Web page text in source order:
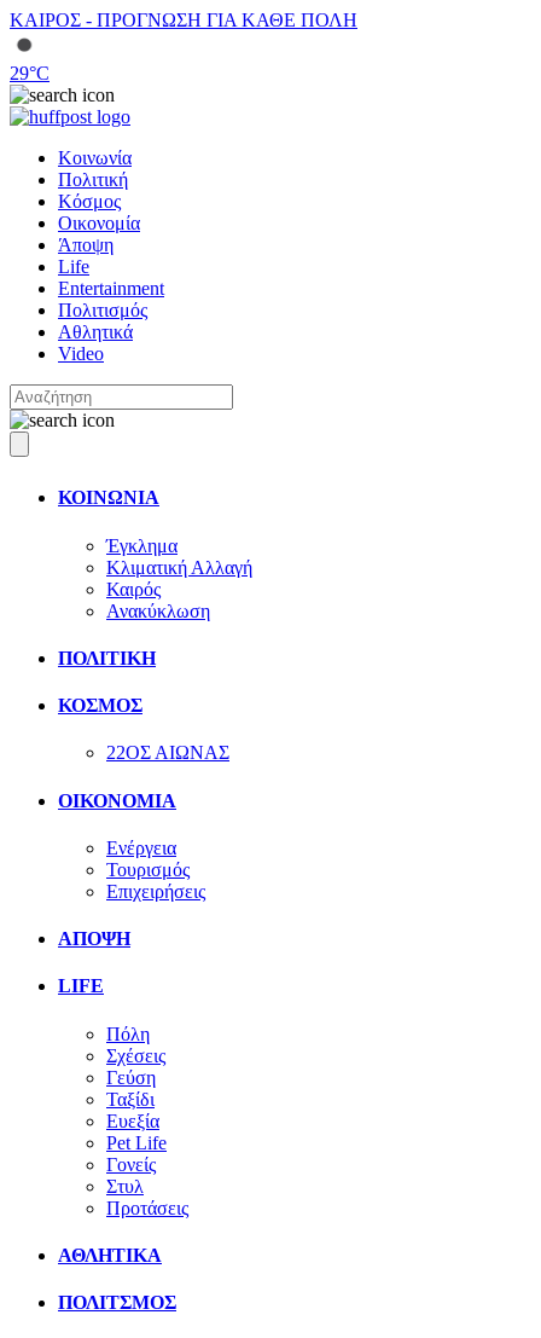
ΚΑΙΡΟΣ - ΠΡΟΓΝΩΣΗ ΓΙΑ ΚΑΘΕ ΠΟΛΗ
29°C
Κοινωνία
Πολιτική
Κόσμος
Οικονομία
Άποψη
Life
Entertainment
Πολιτισμός
Αθλητικά
Video
ΚΟΙΝΩΝΙΑ
Έγκλημα
Κλιματική Αλλαγή
Καιρός
Ανακύκλωση
ΠΟΛΙΤΙΚΗ
ΚΟΣΜΟΣ
22ΟΣ ΑΙΩΝΑΣ
ΟΙΚΟΝΟΜΙΑ
Ενέργεια
Τουρισμός
Επιχειρήσεις
ΑΠΟΨΗ
LIFE
Πόλη
Σχέσεις
Γεύση
Ταξίδι
Ευεξία
Pet Life
Γονείς
Στυλ
Προτάσεις
ΑΘΛΗΤΙΚΑ
ΠΟΛΙΤΣΜΟΣ